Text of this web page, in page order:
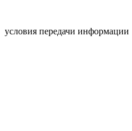
условия передачи информации